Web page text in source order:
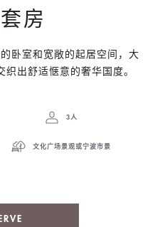
房
卧室和宽敞的起居空间，大
出舒适惬意的奢华国度。
3人
文化广场景观或宁波市景